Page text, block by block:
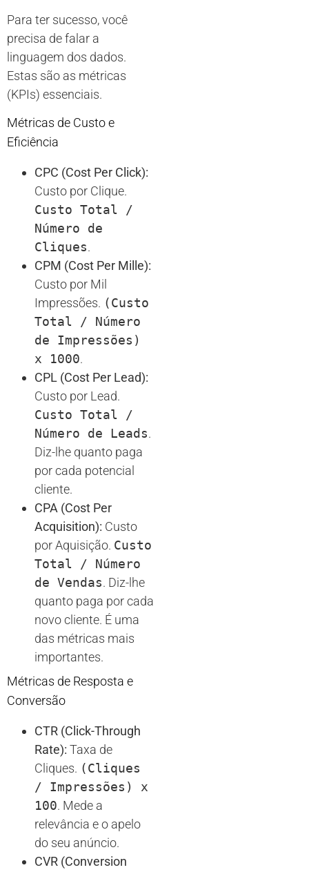
Para ter sucesso, você
precisa de falar a
linguagem dos dados.
Estas são as métricas
(KPIs) essenciais.
Métricas de Custo e
Eficiência
CPC (Cost Per Click):
Custo por Clique.
Custo Total /
Número de
Cliques.
CPM (Cost Per Mille):
Custo por Mil
Impressões. (Custo
Total / Número
de Impressões)
x 1000.
CPL (Cost Per Lead):
Custo por Lead.
Custo Total /
Número de Leads.
Diz-lhe quanto paga
por cada potencial
cliente.
CPA (Cost Per
Acquisition): Custo
por Aquisição. Custo
Total / Número
de Vendas. Diz-lhe
quanto paga por cada
novo cliente. É uma
das métricas mais
importantes.
Métricas de Resposta e
Conversão
CTR (Click-Through
Rate): Taxa de
Cliques. (Cliques
/ Impressões) x
100. Mede a
relevância e o apelo
do seu anúncio.
CVR (Conversion